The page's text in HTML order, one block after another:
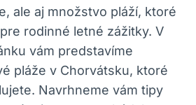
ale aj množstvo pláží, ktoré
rodinné letné zážitky. V
vám predstavíme
pláže v Chorvátsku, ktoré
Navrhneme vám tipy